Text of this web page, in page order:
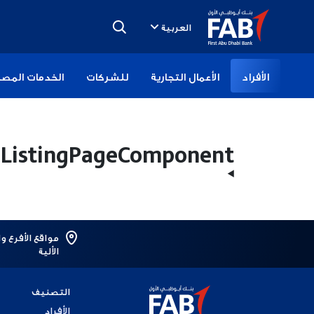
العربية
الأفراد الأعمال التجارية للشركات الخدمات
مواقع الأفرع
الألية
التصنيف
الأفراد